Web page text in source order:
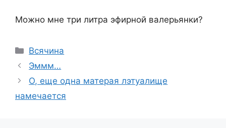
Можно мне три литра эфирной валерьянки?
Categories
Всячина
Эммм…
О, еще одна матерая лэтуалище
намечается